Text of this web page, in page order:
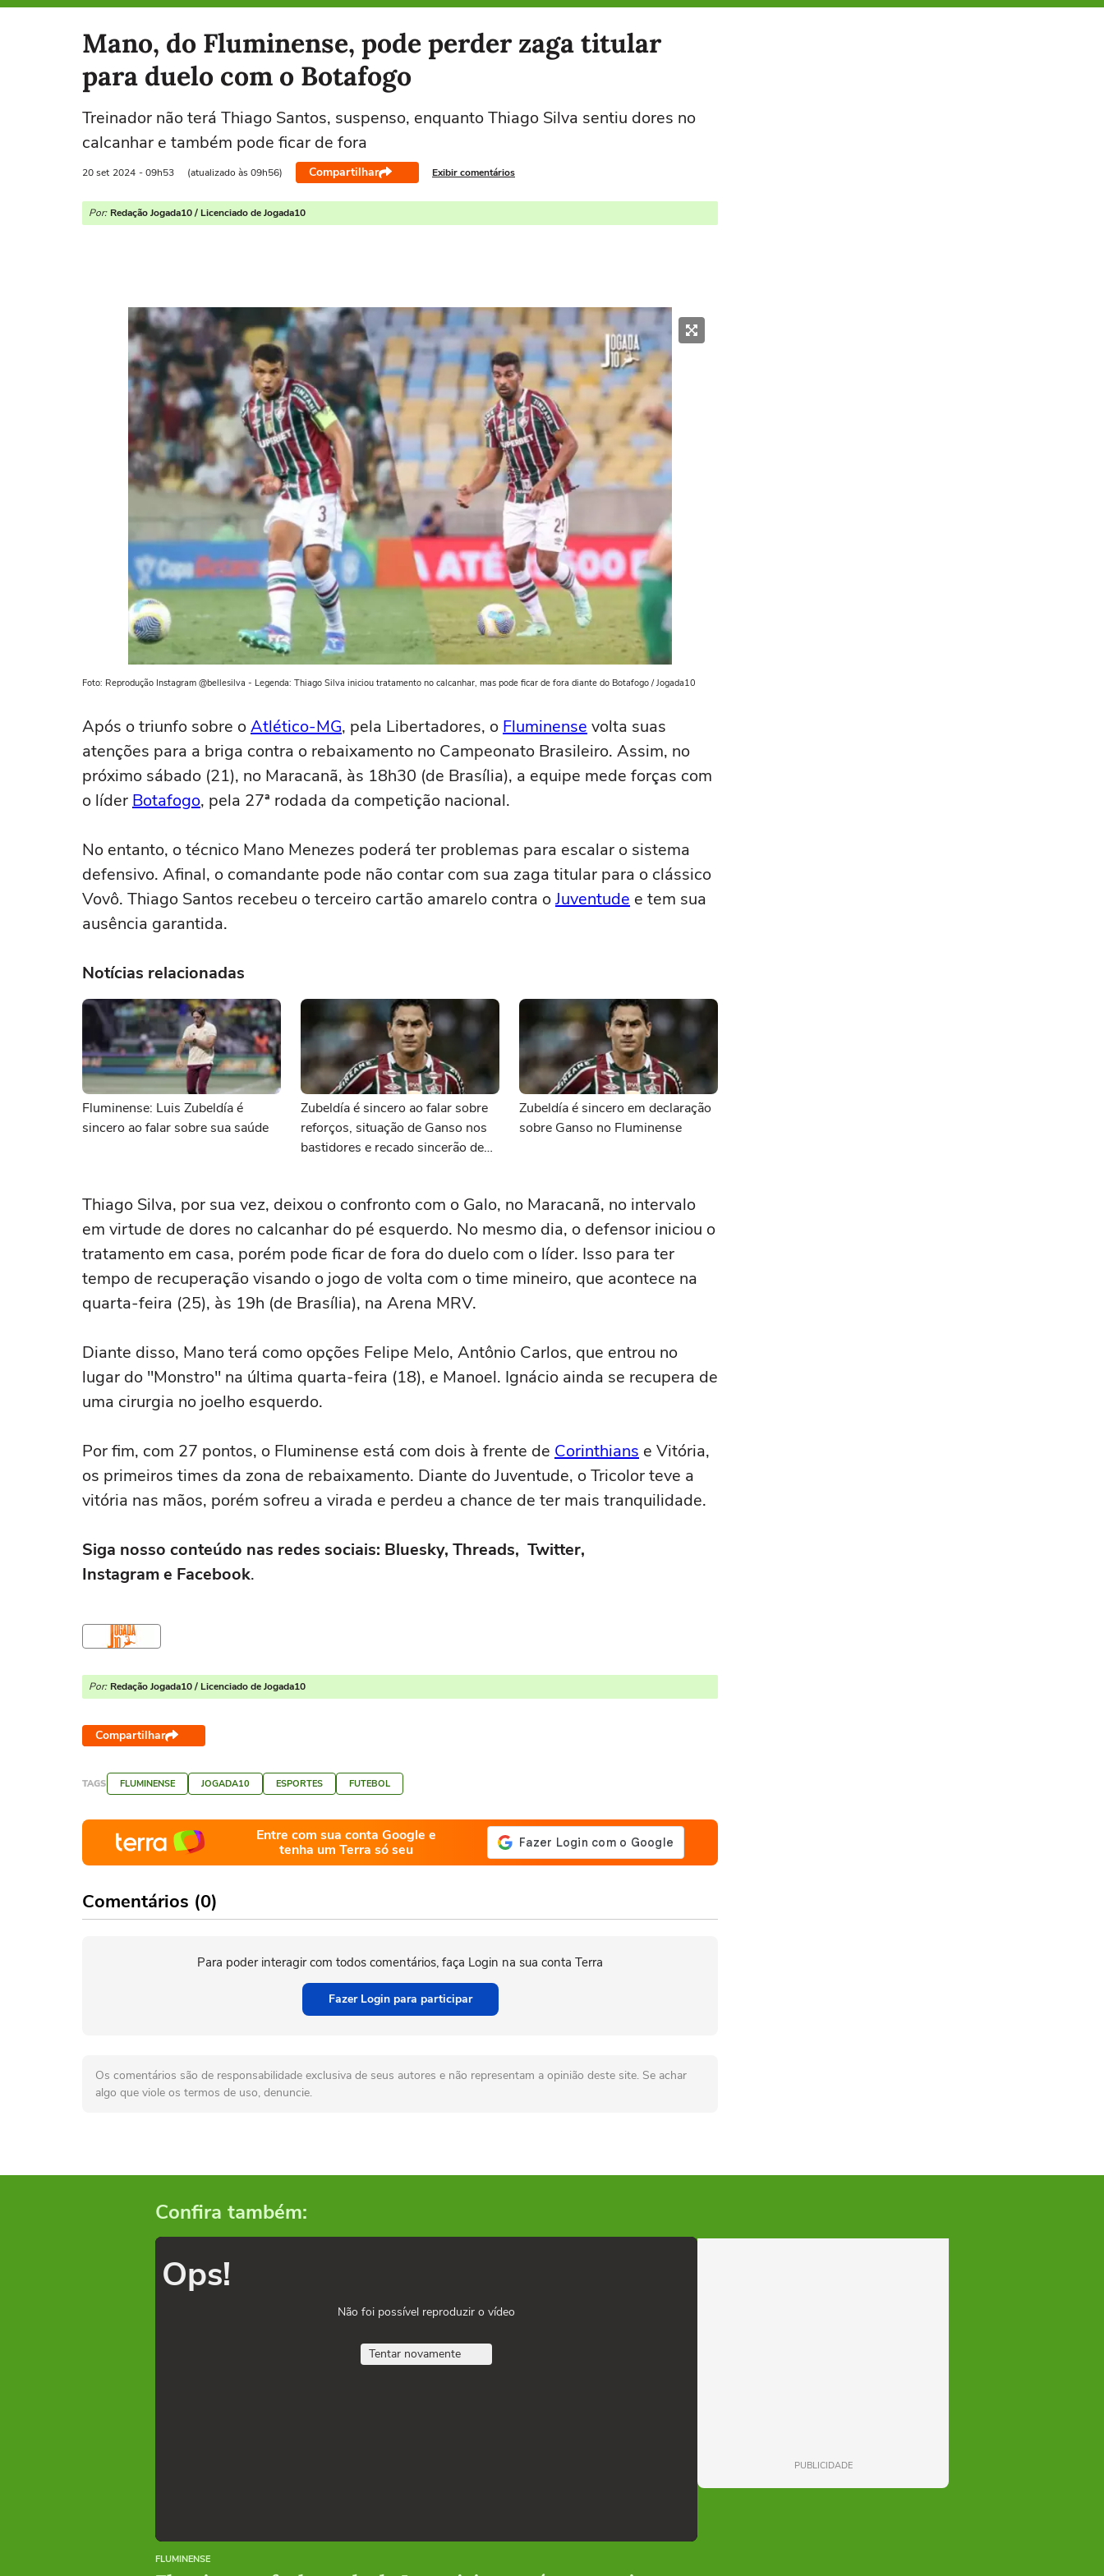
Selecione o time para ver as notícias
Mano, do Fluminense, pode perder zaga titular
para duelo com o Botafogo
Treinador não terá Thiago Santos, suspenso, enquanto Thiago Silva sentiu dores no
calcanhar e também pode ficar de fora
20 set 2024 - 09h53 (atualizado às 09h56) Compartilhar Exibir comentários
Por: Redação Jogada10 / Licenciado de Jogada10
Foto: Reprodução Instagram @bellesilva - Legenda: Thiago Silva iniciou tratamento no calcanhar, mas pode ficar de fora diante do Botafogo / Jogada10
Após o triunfo sobre oAtlético-MG, pela Libertadores, o Fluminense volta suas
atenções para a briga contra o rebaixamento no Campeonato Brasileiro. Assim, no
próximo sábado (21), no Maracanã, às 18h30 (de Brasília), a equipe mede forças com
o líder Botafogo, pela 27ª rodada da competição nacional.
No entanto, o técnico Mano Menezes poderá ter problemas para escalar o sistema
defensivo. Afinal, o comandante pode não contar com sua zaga titular para o clássico
Vovô. Thiago Santos recebeu o terceiro cartão amarelo contra oJuventude e tem sua
ausência garantida.
Notícias relacionadas
Fluminense: Luis Zubeldía é
sincero ao falar sobre sua saúde
Zubeldía é sincero ao falar sobre
reforços, situação de Ganso nos
bastidores e recado sincerão de
Zubeldía é sincero em declaração
sobre Ganso no Fluminense
Thiago Silva, por sua vez, deixou o confronto com o Galo, no Maracanã, no intervalo
em virtude de dores no calcanhar do pé esquerdo. No mesmo dia, o defensor iniciou o
tratamento em casa, porém pode ficar de fora do duelo com o líder. Isso para ter
tempo de recuperação visando o jogo de volta com o time mineiro, que acontece na
quarta-feira (25), às 19h (de Brasília), na Arena MRV.
Diante disso, Mano terá como opções Felipe Melo, Antônio Carlos, que entrou no
lugar do "Monstro" na última quarta-feira (18), e Manoel. Ignácio ainda se recupera de
uma cirurgia no joelho esquerdo.
Por fim, com 27 pontos, o Fluminense está com dois à frente de Corinthians e Vitória,
os primeiros times da zona de rebaixamento. Diante do Juventude, o Tricolor teve a
vitória nas mãos, porém sofreu a virada e perdeu a chance de ter mais tranquilidade.
Siga nosso conteúdo nas redes sociais: Bluesky, Threads, Twitter,
Instagram e Facebook.
Por: Redação Jogada10 / Licenciado de Jogada10
Compartilhar
TAGS FLUMINENSE JOGADA10 ESPORTES FUTEBOL
Entre com sua conta Google e
tenha um Terra só seu
Comentários (0)
Para poder interagir com todos comentários, faça Login na sua conta Terra
Fazer Login para participar
Os comentários são de responsabilidade exclusiva de seus autores e não representam a opinião deste site. Se achar
algo que viole os termos de uso, denuncie.
Confira também:
Ops!
Não foi possível reproduzir o vídeo
Tentar novamente
FLUMINENSE
PUBLICIDADE